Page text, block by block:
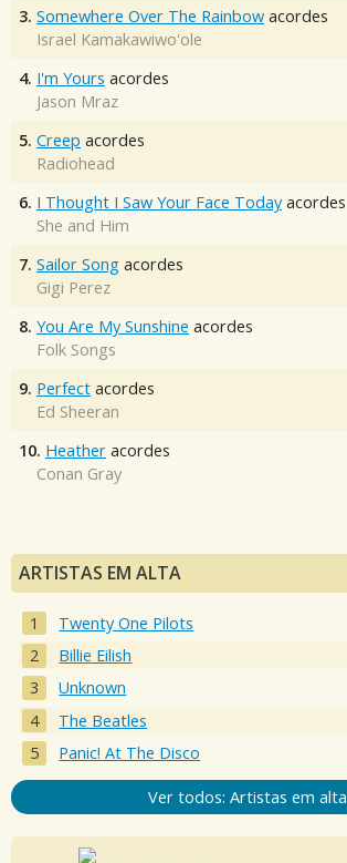
3. Somewhere Over The Rainbow acordes
Israel Kamakawiwo'ole
4. I'm Yours acordes
Jason Mraz
5. Creep acordes
Radiohead
6. I Thought I Saw Your Face Today acordes
She and Him
7. Sailor Song acordes
Gigi Perez
8. You Are My Sunshine acordes
Folk Songs
9. Perfect acordes
Ed Sheeran
10. Heather acordes
Conan Gray
ARTISTAS EM ALTA
Twenty One Pilots
Billie Eilish
Unknown
The Beatles
Panic! At The Disco
Ver todos: Artistas em alta